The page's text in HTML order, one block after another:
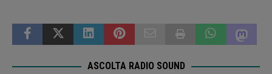
ASCOLTA RADIO SOUND